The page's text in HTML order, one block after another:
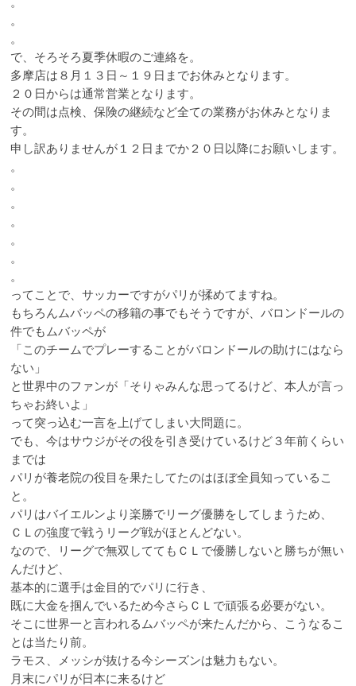
。
。
で、そろそろ夏季休暇のご連絡を。
多摩店は８月１３日～１９日までお休みとなります。
２０日からは通常営業となります。
その間は点検、保険の継続など全ての業務がお休みとなりま
す。
申し訳ありませんが１２日までか２０日以降にお願いします。
。
。
。
。
。
。
。
ってことで、サッカーですがパリが揉めてますね。
もちろんムバッペの移籍の事でもそうですが、バロンドールの
件でもムバッペが
「このチームでプレーすることがバロンドールの助けにはなら
ない」
と世界中のファンが「そりゃみんな思ってるけど、本人が言っ
ちゃお終いよ」
って突っ込む一言を上げてしまい大問題に。
でも、今はサウジがその役を引き受けているけど３年前くらい
までは
パリが養老院の役目を果たしてたのはほぼ全員知っているこ
と。
パリはバイエルンより楽勝でリーグ優勝をしてしまうため、
ＣＬの強度で戦うリーグ戦がほとんどない。
なので、リーグで無双しててもＣＬで優勝しないと勝ちが無い
んだけど、
基本的に選手は金目的でパリに行き、
既に大金を掴んでいるため今さらＣＬで頑張る必要がない。
そこに世界一と言われるムバッペが来たんだから、こうなるこ
とは当たり前。
ラモス、メッシが抜ける今シーズンは魅力もない。
月末にパリが日本に来るけど